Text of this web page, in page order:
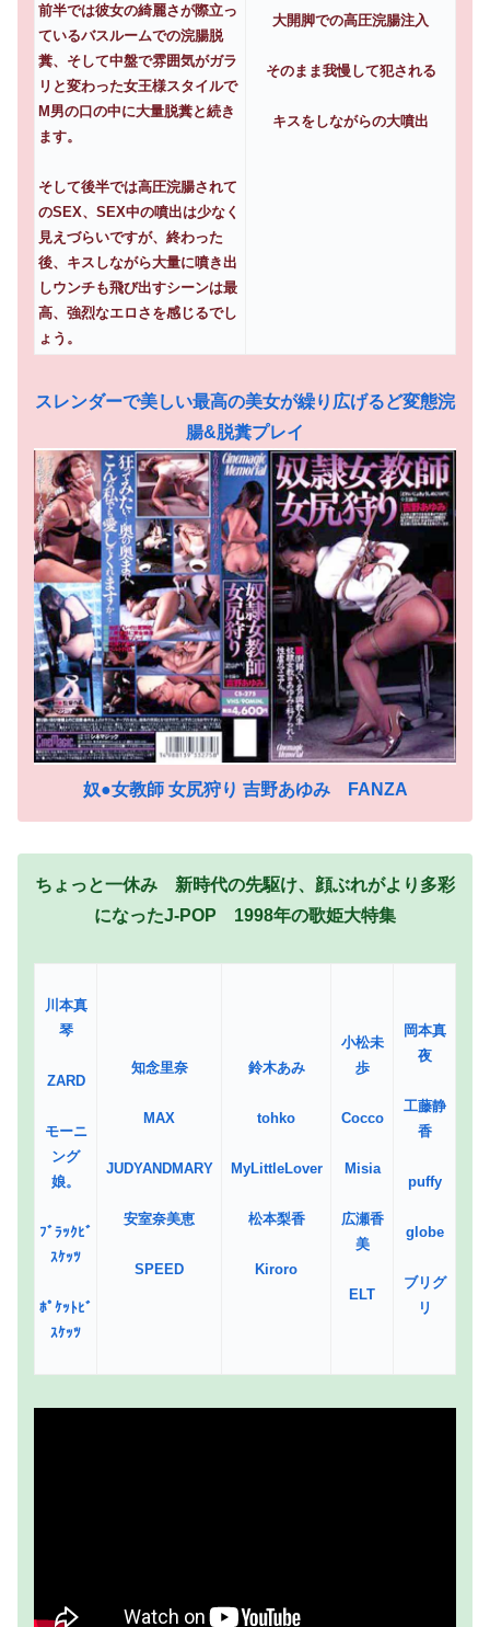
前半では彼女の綺麗さが際立っ
ているバスルームでの浣腸脱
糞、そして中盤で雰囲気がガラ
リと変わった女王様スタイルで
M男の口の中に大量脱糞と続き
ます。
そして後半では高圧浣腸されて
のSEX、SEX中の噴出は少なく
見えづらいですが、終わった
後、キスしながら大量に噴き出
しウンチも飛び出すシーンは最
高、強烈なエロさを感じるでし
ょう。
大開脚での高圧浣腸注入
そのまま我慢して犯される
キスをしながらの大噴出
スレンダーで美しい最高の美女が繰り広げるど変態浣
腸&脱糞プレイ
奴●女教師 女尻狩り 吉野あゆみ FANZA
ちょっと一休み 新時代の先駆け、顔ぶれがより多彩
になったJ-POP 1998年の歌姫大特集
川本真
琴
ZARD
モーニ
ング
娘。
ﾌﾞﾗｯｸﾋﾞ
ｽｹｯﾂ
ﾎﾟｹｯﾄﾋﾞ
ｽｹｯﾂ
知念里奈
MAX
JUDYANDMARY
安室奈美恵
SPEED
鈴木あみ
tohko
MyLittleLover
松本梨香
Kiroro
小松未
歩
Cocco
Misia
広瀬香
美
ELT
岡本真
夜
工藤静
香
puffy
globe
ブリグ
リ